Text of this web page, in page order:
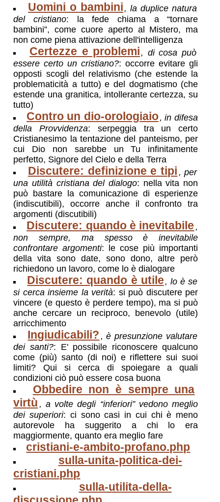
Uomini o bambini , la duplice natura
del cristiano: la fede chiama a “tornare
bambini”, come cuore aperto al Mistero, ma
non come piena attivazione dell'intelligenza
Certezze e problemi , di cosa può
essere certo un cristiano?: occorre evitare gli
opposti scogli del relativismo (che estende la
problematicità a tutto) e del dogmatismo (che
estende una granitica, intollerante certezza, su
tutto)
Contro un dio-orologiaio, in difesa
della Provvidenza: serpeggia tra un certo
Cristianesimo la tentazione del panteismo, per
cui Dio non sarebbe un Tu infinitamente
perfetto, Signore del Cielo e della Terra
Discutere: definizione e tipi , per
una utilità cristiana del dialogo: nella vita non
può bastare la comunicazione di esperienze
(indiscutibili), occorre anche il confronto tra
argomenti (discutibili)
Discutere: quando è inevitabile ,
non sempre, ma spesso è inevitabile
confrontare argomenti: le cose più importanti
della vita sono date, sono dono, altre però
richiedono un lavoro, come lo è dialogare
Discutere: quando è utile , lo è se
si cerca insieme la verità: si può discutere per
vincere (e questo è perdere tempo), ma si può
anche cercare un reciproco, benevolo (utile)
arricchimento
Ingiudicabili? , è presunzione valutare
dei santi?: E' possibile riconoscere qualcuno
come (più) santo (di noi) e riflettere sui suoi
limiti? Qui si cerca di spoiegare a quali
condizioni ciò può essere cosa buona
Obbedire non è sempre una
virtù , a volte degli “inferiori” vedono meglio
dei superiori: ci sono casi in cui chi è meno
autorevole ha suggerito a chi lo era
maggiormente, quanto era meglio fare
cristiani-e-ambito-profano.php
sulla-unita-politica-dei-
cristiani.php
sulla-utilita-della-